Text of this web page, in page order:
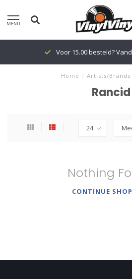
MENU
Voor 15.00 besteld?
Home / Artists/Brands
Rancid
Nothing
CONTINUE